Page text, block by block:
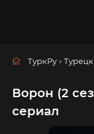
ТуркРу »
Ворон (2
сериал